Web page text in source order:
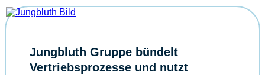
Jungbluth Gruppe bündelt
Vertriebsprozesse und nutzt